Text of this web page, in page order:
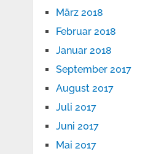
März 2018
Februar 2018
Januar 2018
September 2017
August 2017
Juli 2017
Juni 2017
Mai 2017